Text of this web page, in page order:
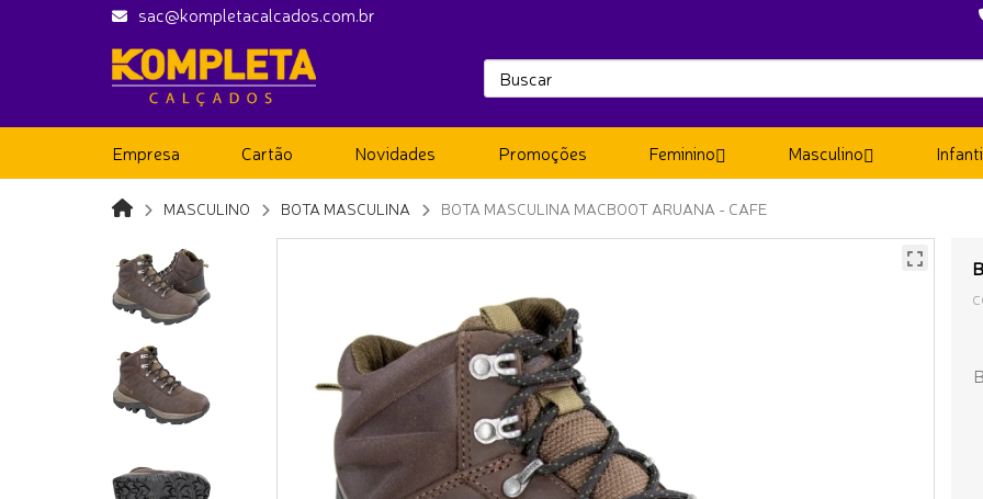
sac@kompletacalcados.com.br
Empresa Cartão Novidades Promoções Feminino Masculino
MASCULINO BOTA MASCULINA BOTA MASCULINA MACBOOT ARUANA - CAFE